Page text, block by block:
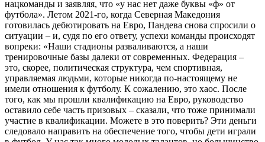
нацкоманды и заявляя, что «у нас нет даже буквы «ф» от
футбола». Летом 2021-го, когда Северная Македония
готовилась дебютировать на Евро, Пандева снова спросили о
ситуации – и, судя по его ответу, успехи команды происходят
вопреки: «Наши стадионы разваливаются, а наши
тренировочные базы далеки от современных. Федерация –
это, скорее, политическая структура, чем спортивная,
управляемая людьми, которые никогда по-настоящему не
имели отношения к футболу. К сожалению, это хаос. После
того, как мы прошли квалификацию на Евро, руководство
оставило себе часть призовых – сказали, что тоже принимали
участие в квалификации. Можете в это поверить? Эти деньги
следовало направить на обеспечение того, чтобы дети играли